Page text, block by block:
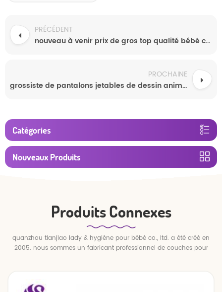
PRÉCÉDENT
nouveau à venir prix de gros top qualité bébé couches pantalon
PROCHAINE
grossiste de pantalons jetables de dessin animé mignon
Catégories
Nouveaux Produits
Produits Connexes
quanzhou tianjiao lady & hygiène pour bébé co., ltd. a été créé en
2005. nous sommes un fabricant professionnel de couches pour